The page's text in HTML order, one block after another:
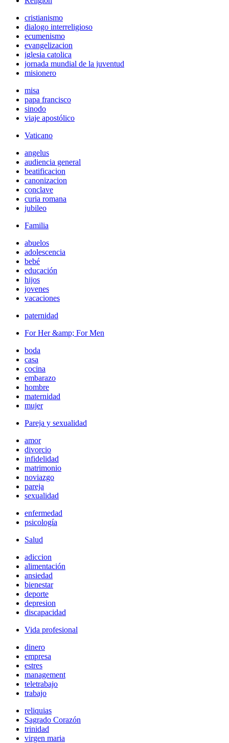
cristianismo
dialogo interreligioso
ecumenismo
evangelizacion
iglesia catolica
jornada mundial de la juventud
misionero
misa
papa francisco
sinodo
viaje apostólico
Vaticano
angelus
audiencia general
beatificacion
canonizacion
conclave
curia romana
jubileo
Familia
abuelos
adolescencia
bebé
educación
hijos
jovenes
vacaciones
paternidad
For Her &amp; For Men
boda
casa
cocina
embarazo
hombre
maternidad
mujer
Pareja y sexualidad
amor
divorcio
infidelidad
matrimonio
noviazgo
pareja
sexualidad
enfermedad
psicología
Salud
adiccion
alimentación
ansiedad
bienestar
deporte
depresion
discapacidad
Vida profesional
dinero
empresa
estres
management
teletrabajo
trabajo
reliquias
Sagrado Corazón
trinidad
virgen maria